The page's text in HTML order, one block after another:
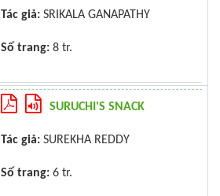
Tác giả: SRIKALA GANAPATHY
Số trang: 8 tr.
SURUCHI'S SNACK
Tác giả: SUREKHA REDDY
Số trang: 6 tr.